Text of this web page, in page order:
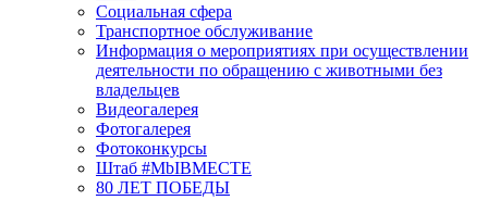
Социальная сфера
Транспортное обслуживание
Информация о мероприятиях при осуществлении
деятельности по обращению с животными без
владельцев
Видеогалерея
Фотогалерея
Фотоконкурсы
Штаб #MbIBMECTE
80 ЛЕТ ПОБЕДЫ